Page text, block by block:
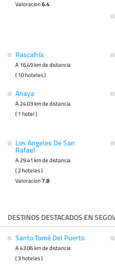
Valoracion6.4
Rascafría
A 16.49 km de distancia
( 10 hoteles )
Anaya
A 24.03 km de distancia
( 1 hotel )
Los Angeles De San
Rafael
A 29.41 km de distancia
( 2 hoteles )
Valoracion7.8
DESTINOS DESTACADOS EN
Santo Tomé Del Puerto
A 43.06 km de distancia
( 3 hoteles )